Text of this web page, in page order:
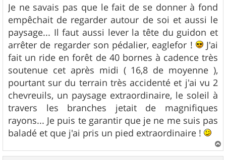
s
s
a
g
e
Je ne savais pas que le fait de se donner à fond
empêchait de regarder autour de soi et aussi le
paysage... Il faut aussi lever la tête du guidon et
arrêter de regarder son pédalier, eaglefor !
J'ai
fait un ride en forêt de 40 bornes à cadence très
soutenue cet après midi ( 16,8 de moyenne ),
pourtant sur du terrain très accidenté et j'ai vu 2
chevreuils, un paysage extraordinaire, le soleil à
travers les branches jetait de magnifiques
rayons... Je puis te garantir que je ne me suis pas
baladé et que j'ai pris un pied extraordinaire !
a